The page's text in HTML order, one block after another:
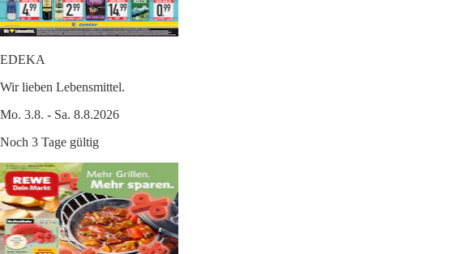
EDEKA
Wir lieben Lebensmittel.
Mo. 3.8. - Sa. 8.8.2026
Noch 3 Tage gültig